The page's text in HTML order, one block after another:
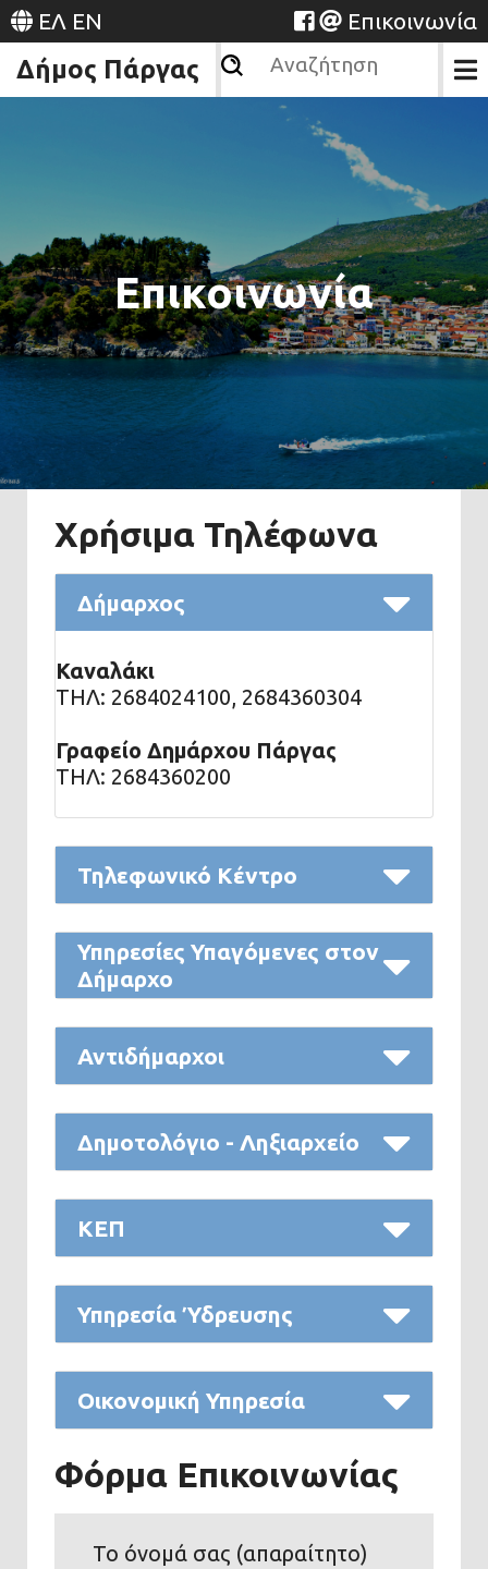
ΕΛ EN Επικοινωνία
Δήμος Πάργας
Επικοινωνία
Χρήσιμα Τηλέφωνα
Δήμαρχος
Καναλάκι
ΤΗΛ: 2684024100, 2684360304
Γραφείο Δημάρχου Πάργας
ΤΗΛ: 2684360200
Τηλεφωνικό Κέντρο
Υπηρεσίες Υπαγόμενες στον
Δήμαρχο
Αντιδήμαρχοι
Δημοτολόγιο - Ληξιαρχείο
ΚΕΠ
Υπηρεσία Ύδρευσης
Οικονομική Υπηρεσία
Φόρμα Επικοινωνίας